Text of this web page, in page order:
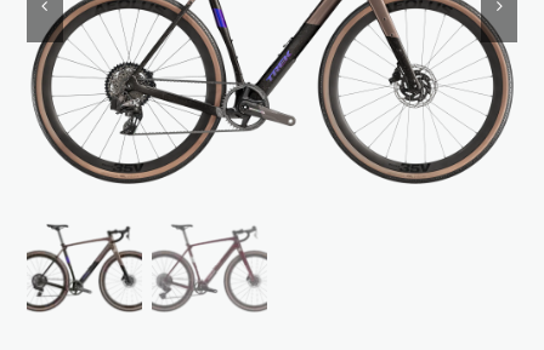
Évènements
Actualités
À propos